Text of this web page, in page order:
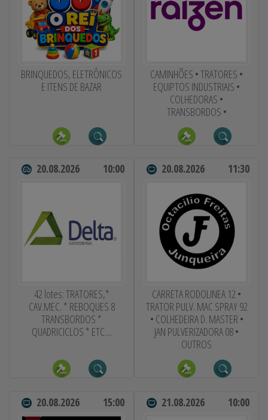
BRINQUEDOS, ELETRÔNICOS
E ITENS DE BAZAR
CAMINHÕES • TRATORES •
EQUIPTOS INDUSTRIAIS •
COLHEDORAS •
TRANSBORDOS •
20.08.2026 10:00
42 lotes: TRATORES,*
CAV.MEC. * REBOQUES 8
TRANSBORDOS *
QUADRICICLOS * ETC....
20.08.2026 11:30
CARRETA RODOLINEA 12 •
TRATOR PULV. MAC SPRAY 92
• COLHEDEIRA D. MASTER •
JAN PULVERIZADORA 08 •
OUTROS
20.08.2026 15:00 21.08.2026 10:00